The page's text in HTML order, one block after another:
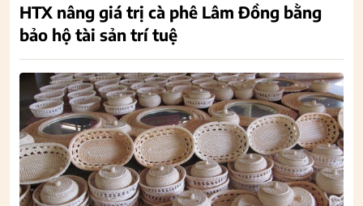
HTX nâng giá trị cà phê Lâm Đồng bằng
bảo hộ tài sản trí tuệ